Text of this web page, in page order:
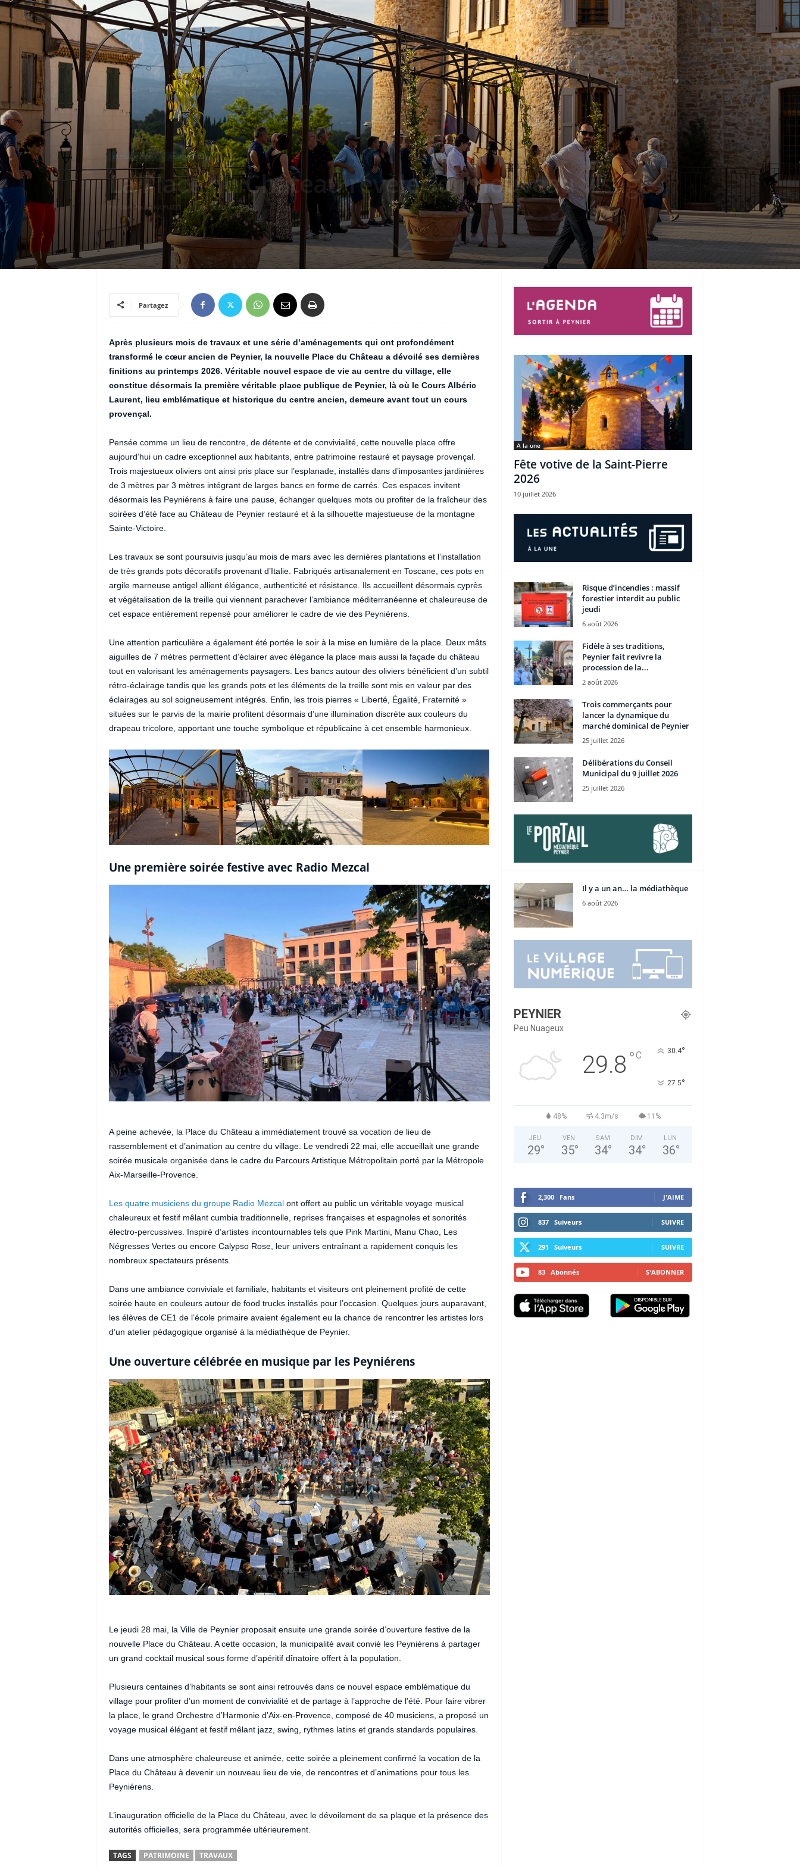
PEYNIER INFOS ACTUALITÉS
La Place du Château révèle son nouveau visage
Par Stéphane RAPUZZI - 30 mai 2026 616
Partagez
Après plusieurs mois de travaux et une série d’aménagements qui ont profondément
transformé le cœur ancien de Peynier, la nouvelle Place du Château a dévoilé ses dernières
finitions au printemps 2026. Véritable nouvel espace de vie au centre du village, elle
constitue désormais la première véritable place publique de Peynier, là où le Cours Albéric
Laurent, lieu emblématique et historique du centre ancien, demeure avant tout un cours
provençal.
Pensée comme un lieu de rencontre, de détente et de convivialité, cette nouvelle place offre
aujourd’hui un cadre exceptionnel aux habitants, entre patrimoine restauré et paysage provençal.
Trois majestueux oliviers ont ainsi pris place sur l’esplanade, installés dans d’imposantes jardinières
de 3 mètres par 3 mètres intégrant de larges bancs en forme de carrés. Ces espaces invitent
désormais les Peyniérens à faire une pause, échanger quelques mots ou profiter de la fraîcheur des
soirées d’été face au Château de Peynier restauré et à la silhouette majestueuse de la montagne
Sainte-Victoire.
Les travaux se sont poursuivis jusqu’au mois de mars avec les dernières plantations et l’installation
de très grands pots décoratifs provenant d’Italie. Fabriqués artisanalement en Toscane, ces pots en
argile marneuse antigel allient élégance, authenticité et résistance. Ils accueillent désormais cyprès
et végétalisation de la treille qui viennent parachever l’ambiance méditerranéenne et chaleureuse de
cet espace entièrement repensé pour améliorer le cadre de vie des Peyniérens.
Une attention particulière a également été portée le soir à la mise en lumière de la place. Deux mâts
aiguilles de 7 mètres permettent d’éclairer avec élégance la place mais aussi la façade du château
tout en valorisant les aménagements paysagers. Les bancs autour des oliviers bénéficient d’un subtil
rétro-éclairage tandis que les grands pots et les éléments de la treille sont mis en valeur par des
éclairages au sol soigneusement intégrés. Enfin, les trois pierres « Liberté, Égalité, Fraternité »
situées sur le parvis de la mairie profitent désormais d’une illumination discrète aux couleurs du
drapeau tricolore, apportant une touche symbolique et républicaine à cet ensemble harmonieux.
Une première soirée festive avec Radio Mezcal
A peine achevée, la Place du Château a immédiatement trouvé sa vocation de lieu de
rassemblement et d’animation au centre du village. Le vendredi 22 mai, elle accueillait une grande
soirée musicale organisée dans le cadre du Parcours Artistique Métropolitain porté par la Métropole
Aix-Marseille-Provence.
Les quatre musiciens du groupe Radio Mezcal ont offert au public un véritable voyage musical
chaleureux et festif mêlant cumbia traditionnelle, reprises françaises et espagnoles et sonorités
électro-percussives. Inspiré d’artistes incontournables tels que Pink Martini, Manu Chao, Les
Négresses Vertes ou encore Calypso Rose, leur univers entraînant a rapidement conquis les
nombreux spectateurs présents.
Dans une ambiance conviviale et familiale, habitants et visiteurs ont pleinement profité de cette
soirée haute en couleurs autour de food trucks installés pour l’occasion. Quelques jours auparavant,
les élèves de CE1 de l’école primaire avaient également eu la chance de rencontrer les artistes lors
d’un atelier pédagogique organisé à la médiathèque de Peynier.
Une ouverture célébrée en musique par les Peyniérens
Le jeudi 28 mai, la Ville de Peynier proposait ensuite une grande soirée d’ouverture festive de la
nouvelle Place du Château. A cette occasion, la municipalité avait convié les Peyniérens à partager
un grand cocktail musical sous forme d’apéritif dînatoire offert à la population.
Plusieurs centaines d’habitants se sont ainsi retrouvés dans ce nouvel espace emblématique du
village pour profiter d’un moment de convivialité et de partage à l’approche de l’été. Pour faire vibrer
la place, le grand Orchestre d’Harmonie d’Aix-en-Provence, composé de 40 musiciens, a proposé un
voyage musical élégant et festif mêlant jazz, swing, rythmes latins et grands standards populaires.
Dans une atmosphère chaleureuse et animée, cette soirée a pleinement confirmé la vocation de la
Place du Château à devenir un nouveau lieu de vie, de rencontres et d’animations pour tous les
Peyniérens.
L’inauguration officielle de la Place du Château, avec le dévoilement de sa plaque et la présence des
autorités officielles, sera programmée ultérieurement.
TAGS PATRIMOINE TRAVAUX
A la une
Fête votive de la Saint-Pierre
2026
10 juillet 2026
Risque d’incendies : massif
forestier interdit au public
jeudi
6 août 2026
Fidèle à ses traditions,
Peynier fait revivre la
procession de la...
2 août 2026
Trois commerçants pour
lancer la dynamique du
marché dominical de Peynier
25 juillet 2026
Délibérations du Conseil
Municipal du 9 juillet 2026
25 juillet 2026
Il y a un an… la médiathèque
6 août 2026
PEYNIER
Peu Nuageux
29.8 °C 30.4°
27.5°
48% 4.3m/s 11%
JEU
29°
VEN
35°
SAM
34°
DIM
34°
LUN
36°
2,300 Fans J'AIME
837 Suiveurs SUIVRE
291 Suiveurs SUIVRE
83 Abonnés S'ABONNER